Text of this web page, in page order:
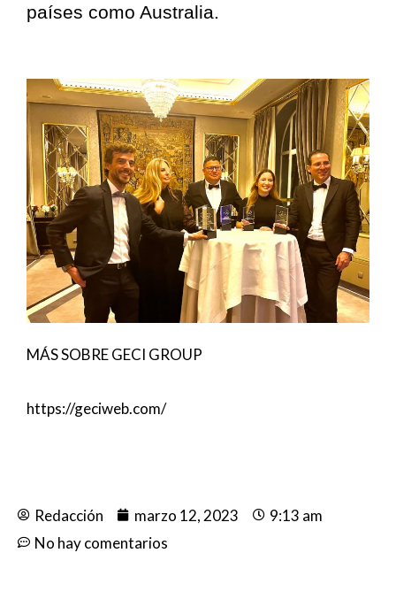
países como Australia.
MÁS SOBRE GECI GROUP
https://geciweb.com/
Redacción marzo 12, 2023
9:13 am
No hay comentarios